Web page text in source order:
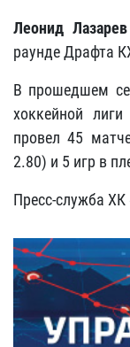
Леонид Лазарев
раунде Драфта
В прошедшем
хоккейной
провел 45
2.80) и 5 игр в
Пресс-служба ХК